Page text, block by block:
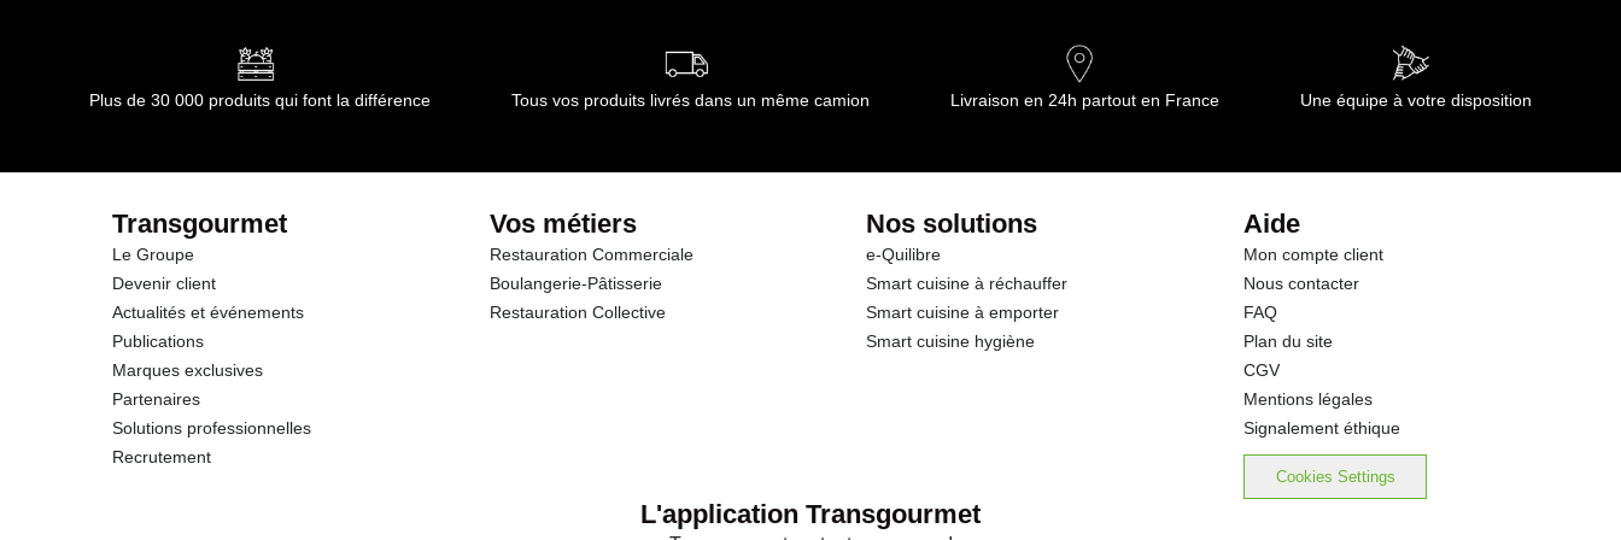
Protéines
Sel
Plus de 30 000 produits qui font la différence Tous vos produits livrés dans un même camion Livraison en 24h partout en France Une équipe à votre disposition
Transgourmet
Le Groupe
Devenir client
Actualités et événements
Publications
Marques exclusives
Partenaires
Solutions professionnelles
Recrutement
Vos métiers
Restauration Commerciale
Boulangerie-Pâtisserie
Restauration Collective
Nos solutions
e-Quilibre
Smart cuisine à réchauffer
Smart cuisine à emporter
Smart cuisine hygiène
Aide
Mon compte client
Nous contacter
FAQ
Plan du site
CGV
Mentions légales
Signalement éthique
Cookies Settings
L'application Transgourmet